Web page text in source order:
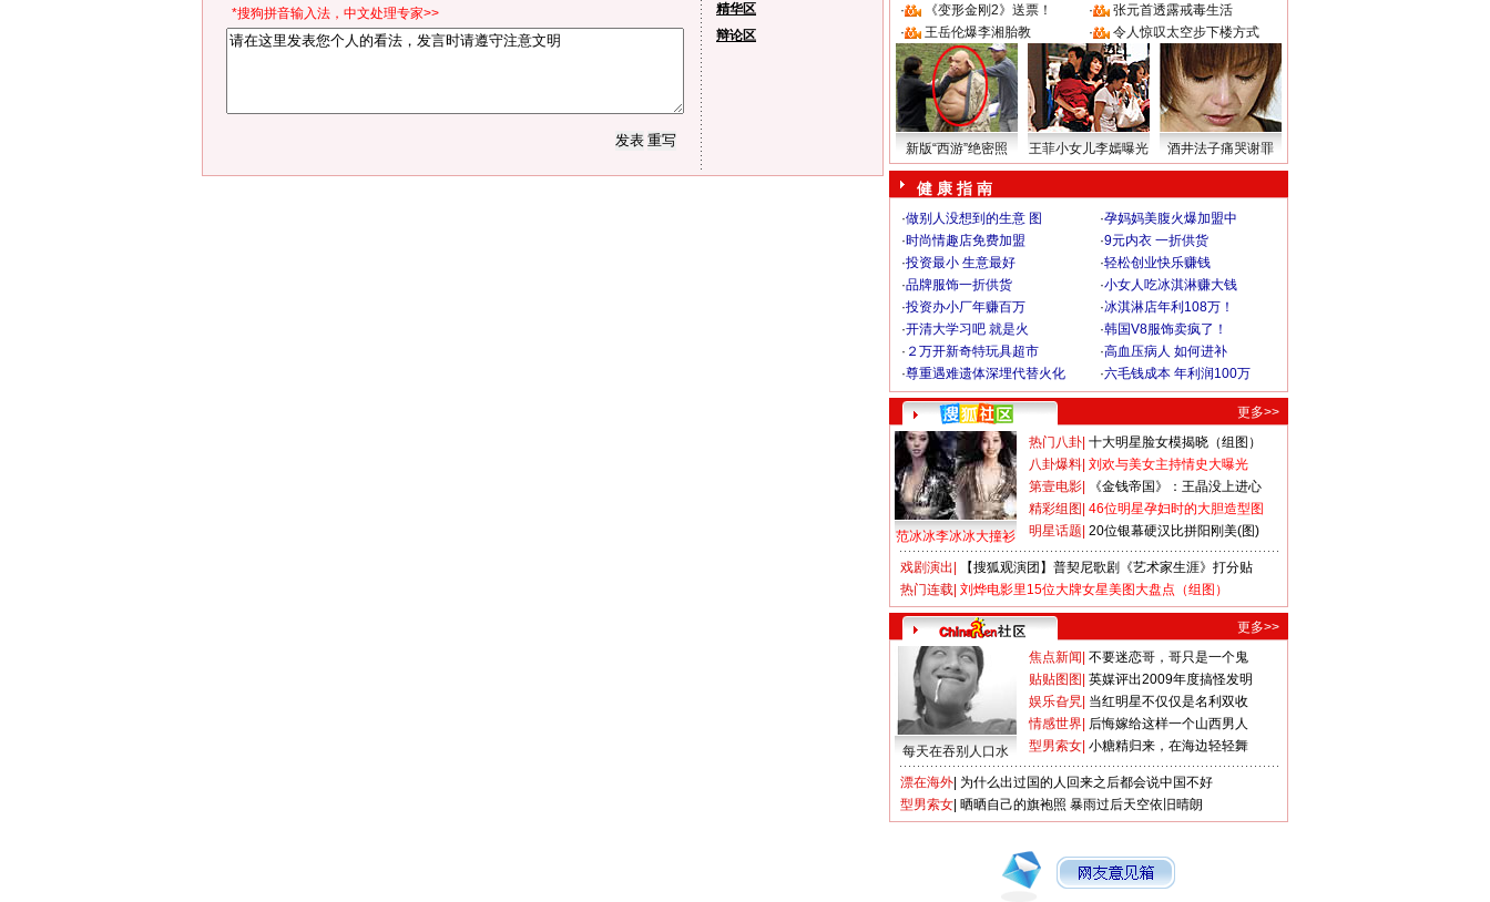
*搜狗拼音输入法，中文处理专家>>
精华区
辩论区
·
《变形金刚2》送票！ ·
张元首透露戒毒生活
·
王岳伦爆李湘胎教 · 令人惊叹太空步下楼方式
新版“西游”绝密照 王菲小女儿李嫣曝光 酒井法子痛哭谢罪
健 康 指 南
·做别人没想到的生意 图 ·孕妈妈美腹火爆加盟中
·时尚情趣店免费加盟 ·9元内衣 一折供货
·投资最小 生意最好 ·轻松创业快乐赚钱
·品牌服饰一折供货 ·小女人吃冰淇淋赚大钱
·投资办小厂年赚百万 ·冰淇淋店年利108万！
·开清大学习吧 就是火 ·韩国V8服饰卖疯了！
· ２万开新奇特玩具超市 ·高血压病人 如何进补
·尊重遇难遗体深埋代替火化 ·六毛钱成本 年利润100万
更多>>
范冰冰李冰冰大撞衫
热门八卦 十大明星脸女模揭晓（组图）
八卦爆料 刘欢与美女主持情史大曝光
第壹电影
《金钱帝国》：王晶没上进心
精彩组图 46位明星孕妇时的大胆造型图
明星话题 20位银幕硬汉比拼阳刚美(图)
戏剧演出
【搜狐观演团】普契尼歌剧《艺术家生涯》打分贴
热门连载 刘烨电影里15位大牌女星美图大盘点（组图）
更多>>
每天在吞别人口水
焦点新闻 不要迷恋哥，哥只是一个鬼
贴贴图图 英媒评出2009年度搞怪发明
娱乐旮旯 当红明星不仅仅是名利双收
情感世界 后悔嫁给这样一个山西男人
型男索女 小糖精归来，在海边轻轻舞
漂在海外 为什么出过国的人回来之后都会说中国不好
型男索女 晒晒自己的旗袍照 暴雨过后天空依旧晴朗